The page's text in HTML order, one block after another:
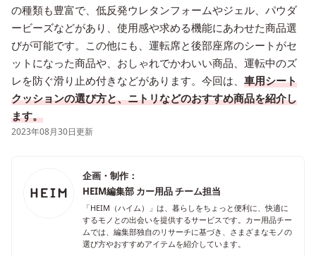
の種類も豊富で、低反発ウレタンフォームやジェル、パウダ
ービーズなどがあり、使用感や求める機能にあわせた商品選
びが可能です。この他にも、運転席と後部座席のシートがセ
ットになった商品や、おしゃれでかわいい商品、運転中のズ
レを防ぐ滑り止め付きなどがあります。今回は、 車用シート
クッションの選び方と、ニトリなどのおすすめ商品を紹介し
ます。
2023年08月30日更新
企画・制作：
HEIM編集部 カー用品 チーム担当
「HEIM（ハイム）」は、暮らしをちょっと便利に、快適に
するモノとの出会いを提供するサービスです。カー用品チー
ムでは、編集部独自のリサーチに基づき、さまざまなモノの
選び方やおすすめアイテムを紹介しています。